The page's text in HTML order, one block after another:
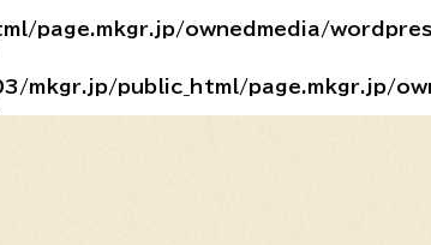
page.mkgr.jp/ownedmedia/
mkgr.jp/public_html/page.mkgr.jp/